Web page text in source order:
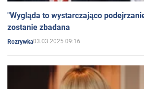
"Wygląda to wystarczająco
zostanie zbadana
Rozrywka03.03.2025 09:16